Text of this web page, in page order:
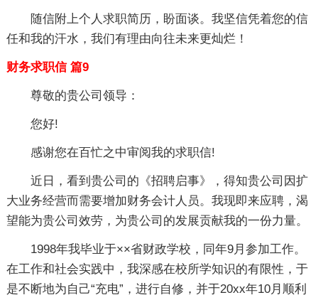
随信附上个人求职简历，盼面谈。我坚信凭着您的信
任和我的汗水，我们有理由向往未来更灿烂！
财务求职信 篇9
尊敬的贵公司领导：
您好!
感谢您在百忙之中审阅我的求职信!
近日，看到贵公司的《招聘启事》，得知贵公司因扩
大业务经营而需要增加财务会计人员。我现即来应聘，渴
望能为贵公司效劳，为贵公司的发展贡献我的一份力量。
1998年我毕业于××省财政学校，同年9月参加工作。
在工作和社会实践中，我深感在校所学知识的有限性，于
是不断地为自己“充电”，进行自修，并于20xx年10月顺利